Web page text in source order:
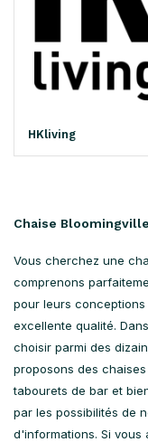
HKliving
Chaise Bloomingville
Vous cherchez une
comprenons
pour leurs
excellente qualité.
choisir parmi des
proposons des
tabourets de bar et
par les possibilités de
d'informations. Si vous